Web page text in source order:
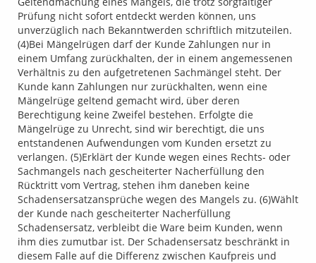
Prüfung nicht sofort entdeckt werden können, uns
unverzüglich nach Bekanntwerden schriftlich mitzuteilen.
(4)Bei Mängelrügen darf der Kunde Zahlungen nur in
einem Umfang zurückhalten, der in einem angemessenen
Verhältnis zu den aufgetretenen Sachmängel steht. Der
Kunde kann Zahlungen nur zurückhalten, wenn eine
Mängelrüge geltend gemacht wird, über deren
Berechtigung keine Zweifel bestehen. Erfolgte die
Mängelrüge zu Unrecht, sind wir berechtigt, die uns
entstandenen Aufwendungen vom Kunden ersetzt zu
verlangen. (5)Erklärt der Kunde wegen eines Rechts- oder
Sachmangels nach gescheiterter Nacherfüllung den
Rücktritt vom Vertrag, stehen ihm daneben keine
Schadensersatzansprüche wegen des Mangels zu. (6)Wählt
der Kunde nach gescheiterter Nacherfüllung
Schadensersatz, verbleibt die Ware beim Kunden, wenn
ihm dies zumutbar ist. Der Schadensersatz beschränkt in
diesem Falle auf die Differenz zwischen Kaufpreis und